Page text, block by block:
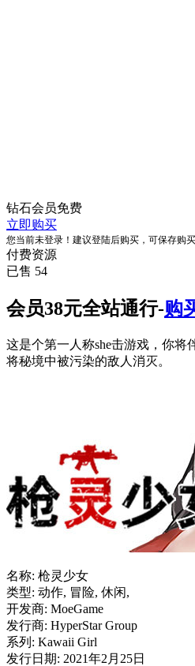
钻石会员免费
立即购买
您当前未登录！建议登陆后购买，可保存购
付费资源
已售 54
会员38元全站通行-购
这是个第一人称she击游戏，你将
将秘境中被污染的敌人消灭。
名称: 枪灵少女
类型: 动作, 冒险, 休闲,
开发商: MoeGame
发行商: HyperStar Group
系列: Kawaii Girl
发行日期: 2021年2月25日